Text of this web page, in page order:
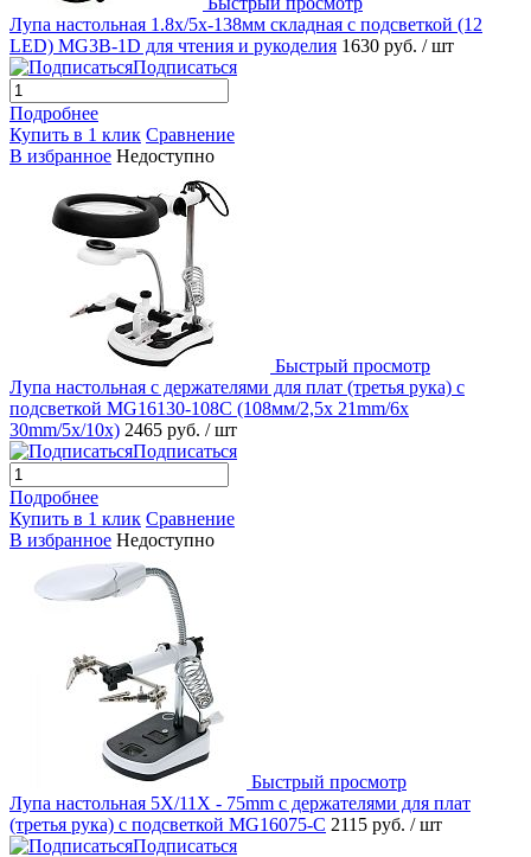
Лупа настольная 1.8x/5x-138мм складная с подсветкой (12
LED) MG3B-1D для чтения и рукоделия 1630 руб. / шт
Подписаться
Подробнее
Купить в 1 клик Сравнение
В избранное Недоступно
Быстрый просмотр
Лупа настольная с держателями для плат (третья рука) с
подсветкой MG16130-108C (108мм/2,5x 21mm/6x
30mm/5x/10x) 2465 руб. / шт
Подписаться
Подробнее
Купить в 1 клик Сравнение
В избранное Недоступно
Быстрый просмотр
Лупа настольная 5X/11X - 75mm с держателями для плат
(третья рука) с подсветкой MG16075-C 2115 руб. / шт
Подписаться